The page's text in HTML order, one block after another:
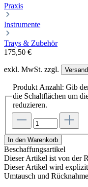
Praxis
Instrumente
Trays & Zubehör
175,50 €
exkl. MwSt. zzgl. Versand
Produkt Anzahl: Gib
die Schaltflächen um
reduzieren.
In den Warenkorb
Beschaffungsartikel
Dieser Artikel ist von der
Dieser Artikel wird
Umtausch und